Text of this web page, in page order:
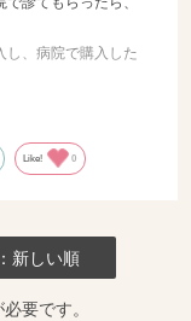
し、病院で購入した
しかわかりません
改善してくれるこ
Like! 0
新しい順
必要です。